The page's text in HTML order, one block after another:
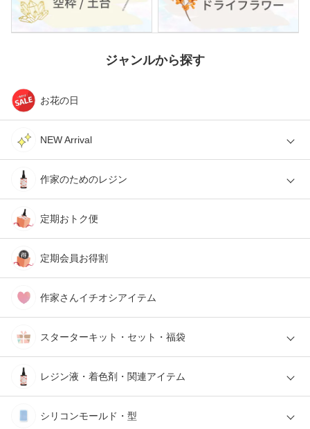
ジャンルから探す
お花の日
NEW Arrival
作家のためのレジン
定期おトク便
定期会員お得割
作家さんイチオシアイテム
スターターキット・セット・福袋
レジン液・着色剤・関連アイテム
シリコンモールド・型